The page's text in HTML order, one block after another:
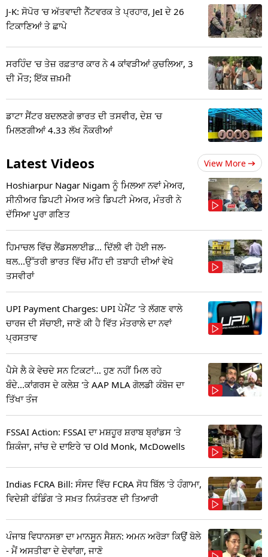
J-K: ਸੋਪੋਰ 'ਚ ਅੱਤਵਾਦੀ ਨੈੱਟਵਰਕ ਤੇ ਪ੍ਰਹਾਰ, JeI ਦੇ 26
ਟਿਕਾਣਿਆਂ ਤੇ ਛਾਪੇ
ਸਰਹਿੰਦ 'ਚ ਤੇਜ਼ ਰਫ਼ਤਾਰ ਕਾਰ ਨੇ 4 ਕਾਂਵੜੀਆਂ ਕੁਚਲਿਆ, 3
ਦੀ ਮੌਤ; ਇੱਕ ਜ਼ਖ਼ਮੀ
ਡਾਟਾ ਸੈਂਟਰ ਬਦਲਣਗੇ ਭਾਰਤ ਦੀ ਤਸਵੀਰ, ਦੇਸ਼ 'ਚ
ਮਿਲਣਗੀਆਂ 4.33 ਲੱਖ ਨੌਕਰੀਆਂ
Latest Videos View More
Hoshiarpur Nagar Nigam ਨੂੰ ਮਿਲਆ ਨਵਾਂ ਮੇਅਰ,
ਸੀਨੀਅਰ ਡਿਪਟੀ ਮੇਅਰ ਅਤੇ ਡਿਪਟੀ ਮੇਅਰ, ਮੰਤਰੀ ਨੇ
ਦੱਸਿਆ ਪੂਰਾ ਗਣਿਤ
ਹਿਮਾਚਲ ਵਿੱਚ ਲੈਂਡਸਲਾਈਡ... ਦਿੱਲੀ ਵੀ ਹੋਈ ਜਲ-
ਥਲ...ਉੱਤਰੀ ਭਾਰਤ ਵਿੱਚ ਮੀਂਹ ਦੀ ਤਬਾਹੀ ਦੀਆਂ ਵੇਖੋ
ਤਸਵੀਰਾਂ
UPI Payment Charges: UPI ਪੇਮੈਂਟ 'ਤੇ ਲੱਗਣ ਵਾਲੇ
ਚਾਰਜ ਦੀ ਸੱਚਾਈ, ਜਾਣੋ ਕੀ ਹੈ ਵਿੱਤ ਮੰਤਰਾਲੇ ਦਾ ਨਵਾਂ
ਪ੍ਰਸਤਾਵ
ਪੈਸੇ ਲੈ ਕੇ ਵੇਚਦੇ ਸਨ ਟਿਕਟਾਂ... ਹੁਣ ਨਹੀਂ ਮਿਲ ਰਹੇ
ਬੰਦੇ...ਕਾਂਗਰਸ ਦੇ ਕਲੇਸ਼ 'ਤੇ AAP MLA ਗੋਲਡੀ ਕੰਬੋਜ ਦਾ
ਤਿੱਖਾ ਤੰਜ
FSSAI Action: FSSAI ਦਾ ਮਸ਼ਹੂਰ ਸ਼ਰਾਬ ਬ੍ਰਾਂਡਸ 'ਤੇ
ਸ਼ਿਕੰਜਾ, ਜਾਂਚ ਦੇ ਦਾਇਰੇ 'ਚ Old Monk, McDowells
Indias FCRA Bill: ਸੰਸਦ ਵਿੱਚ FCRA ਸੋਧ ਬਿੱਲ 'ਤੇ ਹੰਗਾਮਾ,
ਵਿਦੇਸ਼ੀ ਫੰਡਿੰਗ 'ਤੇ ਸਖ਼ਤ ਨਿਯੰਤਰਣ ਦੀ ਤਿਆਰੀ
ਪੰਜਾਬ ਵਿਧਾਨਸਭਾ ਦਾ ਮਾਨਸੂਨ ਸੈਸ਼ਨ: ਅਮਨ ਅਰੋੜਾ ਕਿਉਂ ਬੋਲੇ
- ਮੈਂ ਅਸਤੀਫਾ ਦੇ ਦੇਵਾਂਗਾ, ਜਾਣੋ